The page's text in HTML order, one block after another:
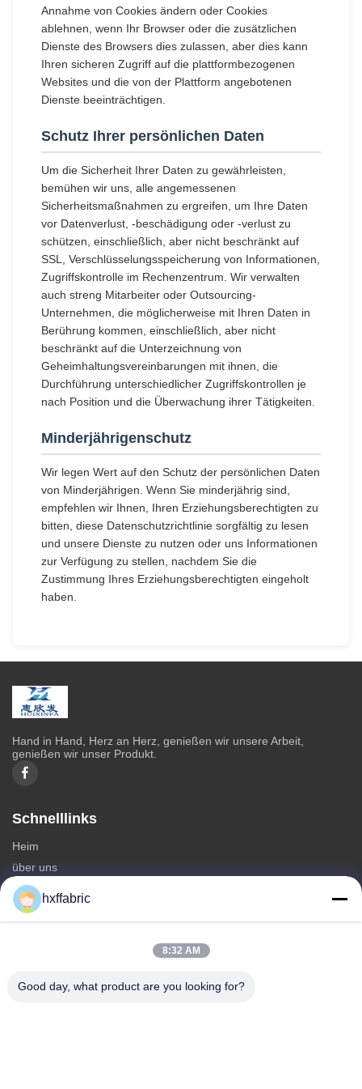
Annahme von Cookies ändern oder Cookies
ablehnen, wenn Ihr Browser oder die zusätzlichen
Dienste des Browsers dies zulassen, aber dies kann
Ihren sicheren Zugriff auf die plattformbezogenen
Websites und die von der Plattform angebotenen
Dienste beeinträchtigen.
Schutz Ihrer persönlichen Daten
Um die Sicherheit Ihrer Daten zu gewährleisten,
bemühen wir uns, alle angemessenen
Sicherheitsmaßnahmen zu ergreifen, um Ihre Daten
vor Datenverlust, -beschädigung oder -verlust zu
schützen, einschließlich, aber nicht beschränkt auf
SSL, Verschlüsselungsspeicherung von Informationen,
Zugriffskontrolle im Rechenzentrum. Wir verwalten
auch streng Mitarbeiter oder Outsourcing-
Unternehmen, die möglicherweise mit Ihren Daten in
Berührung kommen, einschließlich, aber nicht
beschränkt auf die Unterzeichnung von
Geheimhaltungsvereinbarungen mit ihnen, die
Durchführung unterschiedlicher Zugriffskontrollen je
nach Position und die Überwachung ihrer Tätigkeiten.
Minderjährigenschutz
Wir legen Wert auf den Schutz der persönlichen Daten
von Minderjährigen. Wenn Sie minderjährig sind,
empfehlen wir Ihnen, Ihren Erziehungsberechtigten zu
bitten, diese Datenschutzrichtlinie sorgfältig zu lesen
und unsere Dienste zu nutzen oder uns Informationen
zur Verfügung zu stellen, nachdem Sie die
Zustimmung Ihres Erziehungsberechtigten eingeholt
haben.
Hand in Hand, Herz an Herz, genießen wir unsere Arbeit,
genießen wir unser Produkt.
Schnelllinks
Heim
über uns
produits
Kontaktieren Sie uns
SBR Neoprenstoff
hxffabric
8:32 AM
Good day, what product are you looking for?